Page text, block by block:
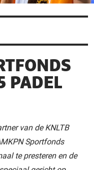
PADEL
van de KNLTB
Sportfonds
te presteren en de